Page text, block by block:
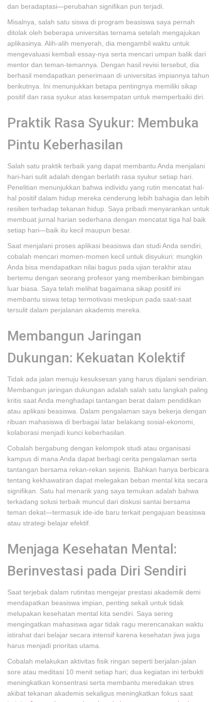
dan beradaptasi—perubahan signifikan pun terjadi.
Misalnya, salah satu siswa di program beasiswa saya pernah
ditolak oleh beberapa universitas ternama setelah mengajukan
aplikasinya. Alih-alih menyerah, dia mengambil waktu untuk
mengevaluasi kembali essay-nya serta mencari umpan balik dari
mentor dan teman-temannya. Dengan hasil revisi tersebut, dia
berhasil mendapatkan penerimaan di universitas impiannya tahun
berikutnya. Ini menunjukkan betapa pentingnya memiliki sikap
positif dan rasa syukur atas kesempatan untuk memperbaiki diri.
Praktik Rasa Syukur: Membuka
Pintu Keberhasilan
Salah satu praktik terbaik yang dapat membantu Anda menjalani
hari-hari sulit adalah dengan berlatih rasa syukur setiap hari.
Penelitian menunjukkan bahwa individu yang rutin mencatat hal-
hal positif dalam hidup mereka cenderung lebih bahagia dan lebih
resilien terhadap tekanan hidup. Saya pribadi menyarankan untuk
membuat jurnal harian sederhana dengan mencatat tiga hal baik
setiap hari—baik itu kecil maupun besar.
Saat menjalani proses aplikasi beasiswa dan studi Anda sendiri,
cobalah mencari momen-momen kecil untuk disyukuri: mungkin
Anda bisa mendapatkan nilai bagus pada ujian terakhir atau
bertemu dengan seorang profesor yang memberikan bimbingan
luar biasa. Saya telah melihat bagaimana sikap positif ini
membantu siswa tetap termotivasi meskipun pada saat-saat
tersulit dalam perjalanan akademis mereka.
Membangun Jaringan
Dukungan: Kekuatan Kolektif
Tidak ada jalan menuju kesuksesan yang harus dijalani sendirian.
Membangun jaringan dukungan adalah salah satu langkah paling
kritis saat Anda menghadapi tantangan berat dalam pendidikan
atau aplikasi beasiswa. Dalam pengalaman saya bekerja dengan
ribuan mahasiswa di berbagai latar belakang sosial-ekonomi,
kolaborasi menjadi kunci keberhasilan.
Cobalah bergabung dengan kelompok studi atau organisasi
kampus di mana Anda dapat berbagi cerita pengalaman serta
tantangan bersama rekan-rekan sejenis. Bahkan hanya berbicara
tentang kekhawatiran dapat melegakan beban mental kita secara
signifikan. Satu hal menarik yang saya temukan adalah bahwa
terkadang solusi terbaik muncul dari diskusi santai bersama
teman dekat—termasuk ide-ide baru terkait pengajuan beasiswa
atau strategi belajar efektif.
Menjaga Kesehatan Mental:
Berinvestasi pada Diri Sendiri
Saat terjebak dalam rutinitas mengejar prestasi akademik demi
mendapatkan beasiswa impian, penting sekali untuk tidak
melupakan kesehatan mental kita sendiri. Saya sering
mengingatkan mahasiswa agar tidak ragu merencanakan waktu
istirahat dari belajar secara intensif karena kesehatan jiwa juga
harus menjadi prioritas utama.
Cobalah melakukan aktivitas fisik ringan seperti berjalan-jalan
sore atau meditasi 10 menit setiap hari; dua kegiatan ini terbukti
meningkatkan konsentrasi serta membantu meredakan stres
akibat tekanan akademis sekaligus meningkatkan fokus saat